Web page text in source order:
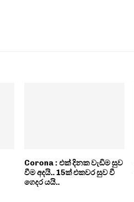
Corona : එක් දිනක වැඩිම සුව
වීම අදයි.. 15ක් එකවර සුව වී
ගෙදර යයි..